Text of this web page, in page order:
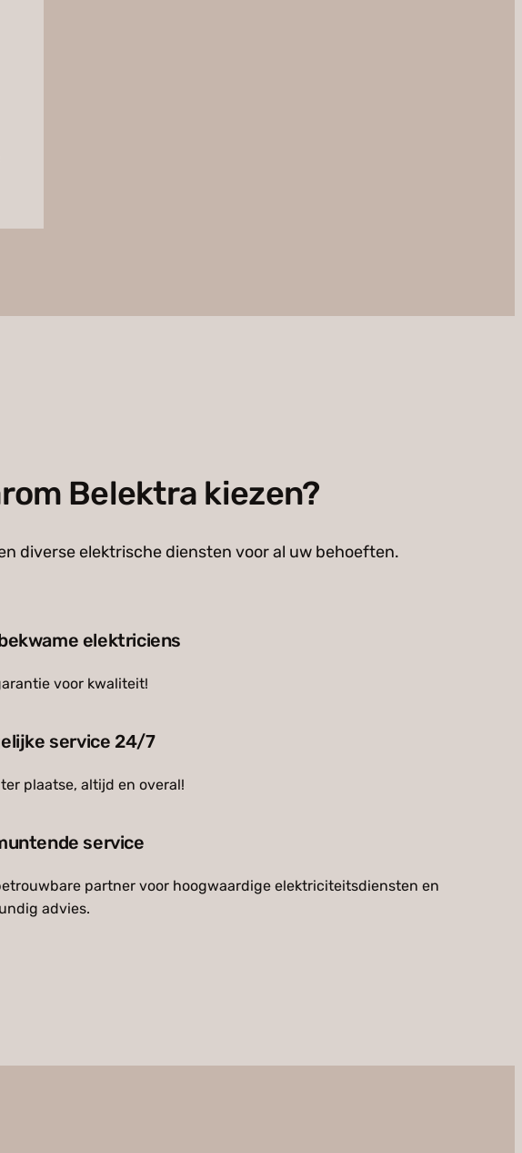
Belektra kiezen?
diverse elektrische diensten voor al uw behoeften.
elektriciens
voor kwaliteit!
service 24/7
plaatse, altijd en overal!
service
partner voor hoogwaardige elektriciteitsdiensten en
advies.